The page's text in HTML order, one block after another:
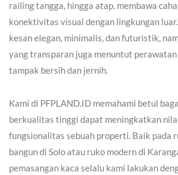
railing tangga, hingga atap, membawa
konektivitas visual dengan lingkungan
kesan elegan, minimalis, dan futuristik,
yang transparan juga menuntut
tampak bersih dan jernih.
Kami di PFPLAND.ID memahami betul
berkualitas tinggi dapat meningkatkan
fungsionalitas sebuah properti. Baik pada
bangun di Solo atau ruko modern di
pemasangan kaca selalu kami lakukan